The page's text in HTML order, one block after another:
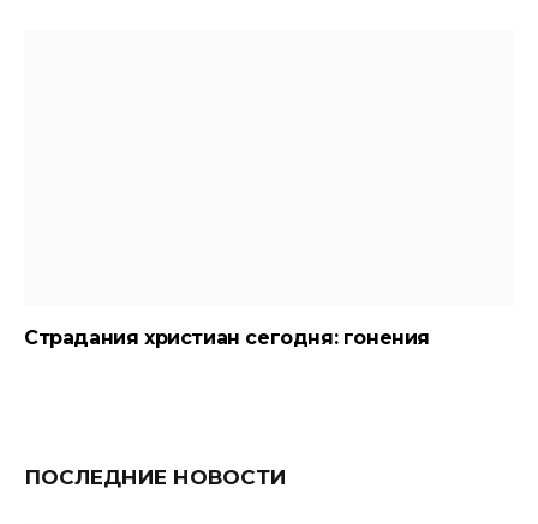
Страдания христиан сегодня: гонения
ПОСЛЕДНИЕ НОВОСТИ